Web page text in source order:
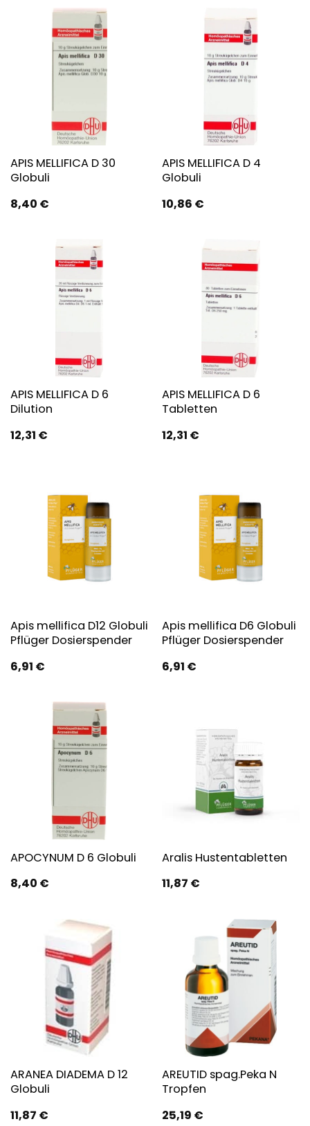
APIS MELLIFICA D 30
Globuli
8,40 €
APIS MELLIFICA D 4
Globuli
10,86 €
APIS MELLIFICA D 6
Dilution
12,31 €
APIS MELLIFICA D 6
Tabletten
12,31 €
Apis mellifica D12 Globuli
Pflüger Dosierspender
6,91 €
Apis mellifica D6 Globuli
Pflüger Dosierspender
6,91 €
APOCYNUM D 6 Globuli
8,40 €
Aralis Hustentabletten
11,87 €
ARANEA DIADEMA D 12
Globuli
11,87 €
AREUTID spag.Peka N
Tropfen
25,19 €